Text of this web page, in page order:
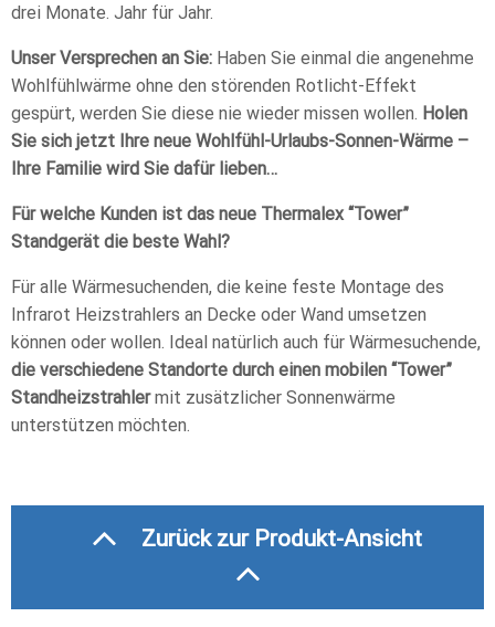
drei Monate. Jahr für Jahr.
Unser Versprechen an Sie: Haben Sie einmal die angenehme
Wohlfühlwärme ohne den störenden Rotlicht-Effekt
gespürt, werden Sie diese nie wieder missen wollen. Holen
Sie sich jetzt Ihre neue Wohlfühl-Urlaubs-Sonnen-Wärme –
Ihre Familie wird Sie dafür lieben…
Für welche Kunden ist das neue Thermalex “Tower”
Standgerät die beste Wahl?
Für alle Wärmesuchenden, die keine feste Montage des
Infrarot Heizstrahlers an Decke oder Wand umsetzen
können oder wollen. Ideal natürlich auch für Wärmesuchende,
die verschiedene Standorte durch einen mobilen “Tower”
Standheizstrahlermit zusätzlicher Sonnenwärme
unterstützen möchten.
Zurück zur Produkt-Ansicht